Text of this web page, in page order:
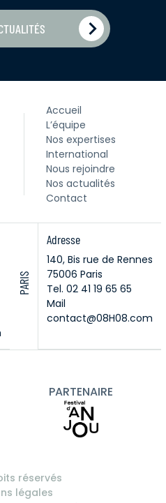
Accueil
L’équipe
Nos expertises
International
Nous rejoindre
Nos actualités
Contact
PARIS
Adresse
140, Bis rue de Rennes
75006 Paris
Tel. 02 41 19 65 65
Mail
contact@08H08.com
PARTENAIRE
réservés
légales